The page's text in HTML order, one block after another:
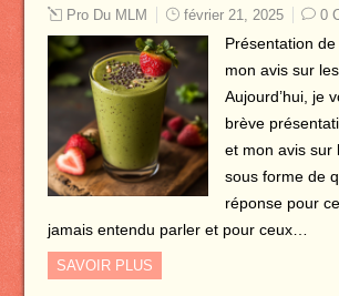
Pro Du MLM février 21, 2025 0
Présentation
mon avis sur
Aujourd’hui, je
brève
et mon avis sur
sous forme de
réponse pour
jamais entendu parler et pour ceux…
SAVOIR PLUS